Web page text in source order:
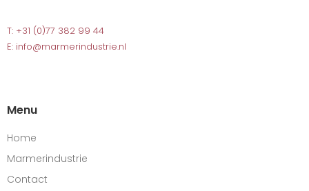
T: +31 (0)77 382 99 44
E: info@marmerindustrie.nl
Menu
Home
Marmerindustrie
Contact